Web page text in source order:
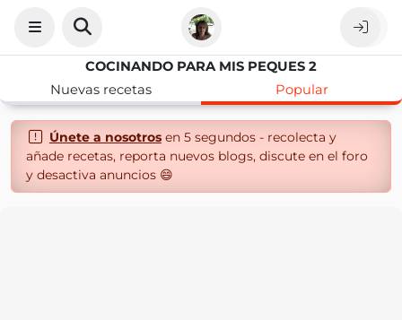
COCINANDO PARA MIS PEQUES 2
Nuevas recetas
Popular
Únete a nosotrosen 5 segundos - recolecta y
añade recetas, reporta nuevos blogs, discute en el foro
y desactiva anuncios 😄